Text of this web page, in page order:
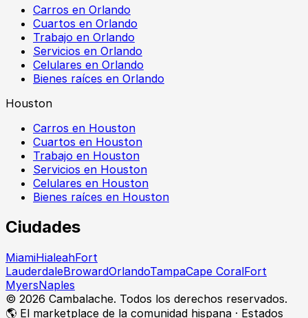
Carros en Orlando
Cuartos en Orlando
Trabajo en Orlando
Servicios en Orlando
Celulares en Orlando
Bienes raíces en Orlando
Houston
Carros en Houston
Cuartos en Houston
Trabajo en Houston
Servicios en Houston
Celulares en Houston
Bienes raíces en Houston
Ciudades
MiamiHialeahFort
LauderdaleBrowardOrlandoTampaCape CoralFort
MyersNaples
© 2026 Cambalache. Todos los derechos reservados.
🌎 El marketplace de la comunidad hispana · Estados